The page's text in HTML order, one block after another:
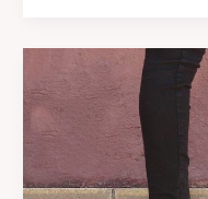
pas
de
Femmes
Dirigeantes